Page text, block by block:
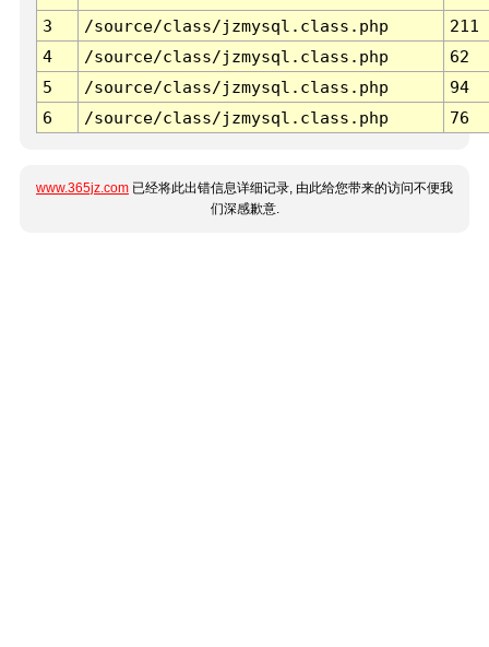
3 /source/class/jzmysql.class.php
211
4
/source/class/jzmysql.class.php
62
5
/source/class/jzmysql.class.php
94
6
/source/class/jzmysql.class.php 76
www.365jz.com 已经将此出错信息详细记录, 由此给您带来的访问不便我
们深感歉意.